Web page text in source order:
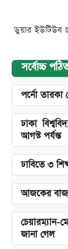
ডুয়ার ইউটিউব
সর্বোচ্চ
পর্নো তারকা
ঢাকা
আগস্ট পর্যন্ত
ঢাবিতে ৩
আজকের
চেয়ারম্যান-
জানা গেল